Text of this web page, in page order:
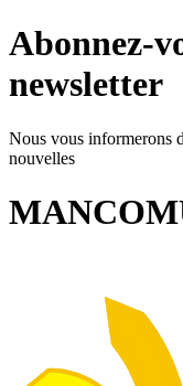
Abonnez-
newsletter
Nous vous informerons
nouvelles